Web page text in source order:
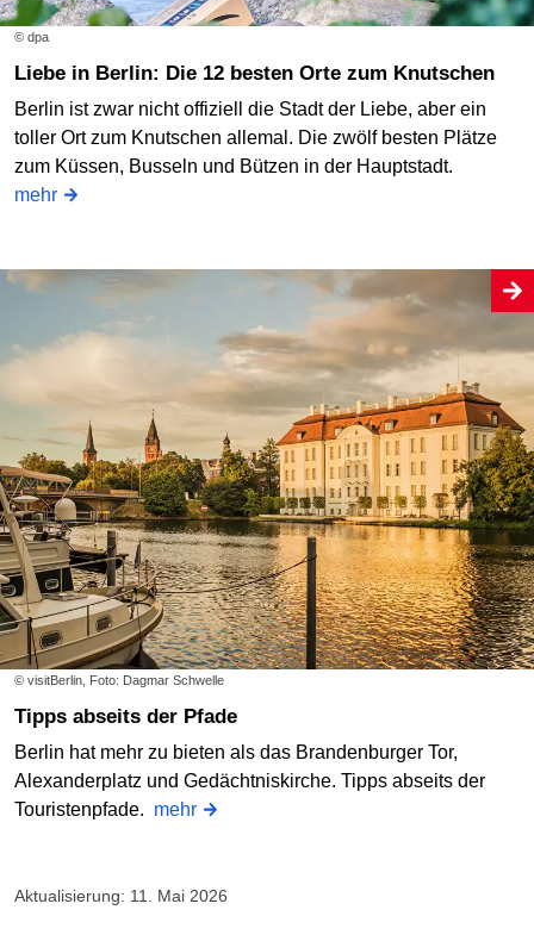
© dpa
Liebe in Berlin: Die 12 besten Orte zum Knutschen
Berlin ist zwar nicht offiziell die Stadt der Liebe, aber ein
toller Ort zum Knutschen allemal. Die zwölf besten Plätze
zum Küssen, Busseln und Bützen in der Hauptstadt.
mehr
© visitBerlin, Foto: Dagmar Schwelle
Tipps abseits der Pfade
Berlin hat mehr zu bieten als das Brandenburger Tor,
Alexanderplatz und Gedächtniskirche. Tipps abseits der
Touristenpfade. mehr
Aktualisierung: 11. Mai 2026